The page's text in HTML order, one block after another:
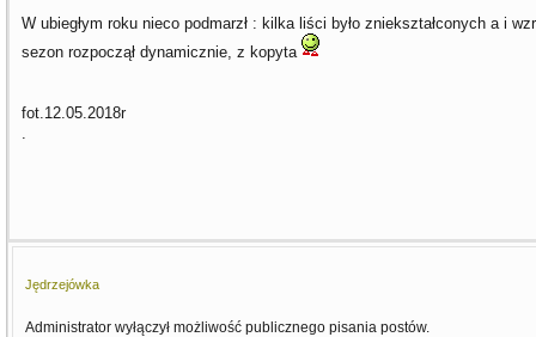
W ubiegłym roku nieco podmarzł : kilka liści było zniekształconych a i
sezon rozpoczął dynamicznie, z kopyta
fot.12.05.2018r
Jędrzejówka
Administrator wyłączył możliwość publicznego pisania postów.